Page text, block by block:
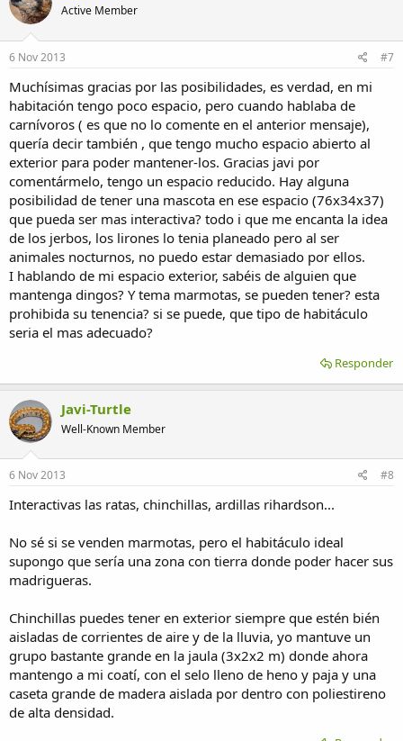
Active Member
6 Nov 2013 #7
Muchísimas gracias por las posibilidades, es verdad, en mi
habitación tengo poco espacio, pero cuando hablaba de
carnívoros ( es que no lo comente en el anterior mensaje),
quería decir también , que tengo mucho espacio abierto al
exterior para poder mantener-los. Gracias javi por
comentármelo, tengo un espacio reducido. Hay alguna
posibilidad de tener una mascota en ese espacio (76x34x37)
que pueda ser mas interactiva? todo i que me encanta la idea
de los jerbos, los lirones lo tenia planeado pero al ser
animales nocturnos, no puedo estar demasiado por ellos.
I hablando de mi espacio exterior, sabéis de alguien que
mantenga dingos? Y tema marmotas, se pueden tener? esta
prohibida su tenencia? si se puede, que tipo de habitáculo
seria el mas adecuado?
Responder
Javi-Turtle
Well-Known Member
6 Nov 2013 #8
Interactivas las ratas, chinchillas, ardillas rihardson...
No sé si se venden marmotas, pero el habitáculo ideal
supongo que sería una zona con tierra donde poder hacer sus
madrigueras.
Chinchillas puedes tener en exterior siempre que estén bién
aisladas de corrientes de aire y de la lluvia, yo mantuve un
grupo bastante grande en la jaula (3x2x2 m) donde ahora
mantengo a mi coatí, con el selo lleno de heno y paja y una
caseta grande de madera aislada por dentro con poliestireno
de alta densidad.